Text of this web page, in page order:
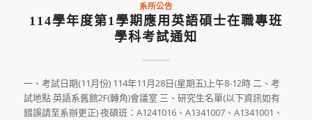
系所公告
114學年度第1學期應用英語碩士在職專班
學科考試通知
一、考試日期(11月份) 114年11月28日(星期五)上午8-12時 二、考
試地點 英語系舊館2F(轉角)會議室 三、研究生名單(以下資訊如有
錯誤請至系辦更正) 夜碩班：A1241016、A1341007、A1341001、